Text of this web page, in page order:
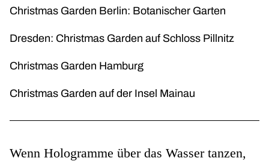
Christmas Garden Berlin: Botanischer Garten
Dresden: Christmas Garden auf Schloss Pillnitz
Christmas Garden Hamburg
Christmas Garden auf der Insel Mainau
Wenn Hologramme über das Wasser tanzen,